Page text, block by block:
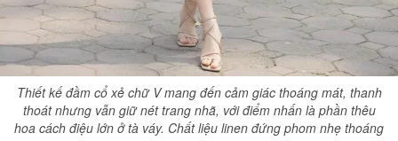
Giấy phép xuất bản số 110/GP - BTTTT cấp ngày 24.3.2020
© 2003-2026 Bản quyền thuộc về Báo Thanh Niên. Cấm sao chép
dưới mọi hình thức nếu không có sự chấp thuận bằng văn bản.
Phát triển bởi ePi Technologies, JSC.
Thiết kế đầm cổ xẻ chữ V mang đến cảm giác thoáng mát, thanh
thoát nhưng vẫn giữ nét trang nhã, với điểm nhấn là phần thêu
hoa cách điệu lớn ở tà váy. Chất liệu linen đứng phom nhẹ thoáng